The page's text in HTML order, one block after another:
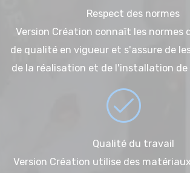
Respect des normes
Version Création connaît les normes
de qualité en vigueur et s'assure de
de la réalisation et de l'installation de
Qualité du travail
Version Création utilise des